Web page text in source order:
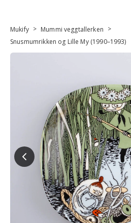
Mukify > Mummi veggtallerken >
Snusmumrikken og Lille My (1990–1993)